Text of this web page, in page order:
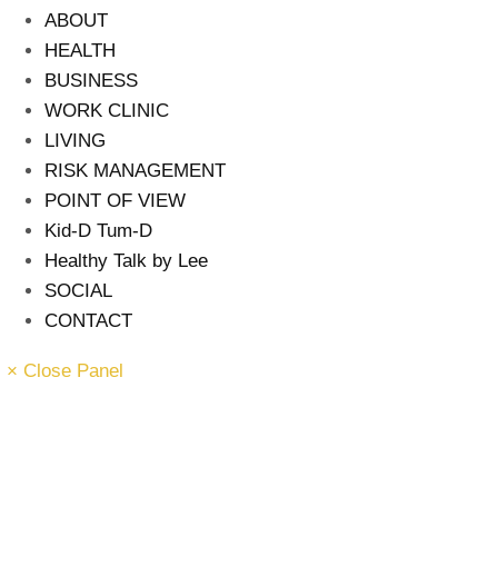
ABOUT
HEALTH
BUSINESS
WORK CLINIC
LIVING
RISK MANAGEMENT
POINT OF VIEW
Kid-D Tum-D
Healthy Talk by Lee
SOCIAL
CONTACT
× Close Panel